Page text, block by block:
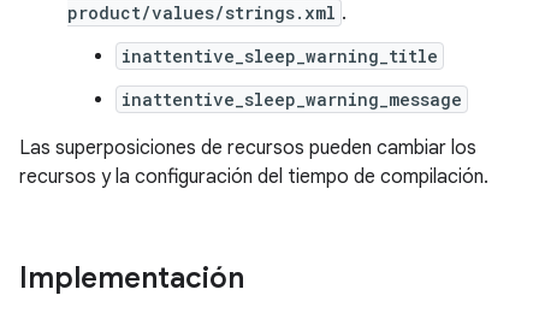
product/values/strings.xml .
inattentive_sleep_warning_title
inattentive_sleep_warning_message
Las superposiciones de recursos pueden cambiar los
recursos y la configuración del tiempo de compilación.
Implementación